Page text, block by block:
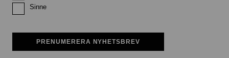
Sinne
PRENUMERERA NYHETSBREV